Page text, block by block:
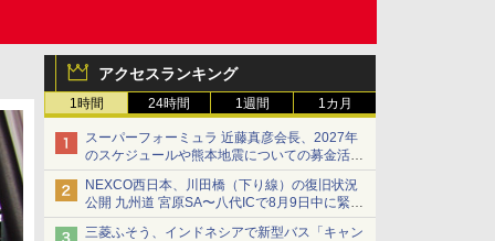
アクセスランキング
1時間 24時間 1週間 1カ月
スーパーフォーミュラ 近藤真彦会長、2027年
のスケジュールや熊本地震についての募金活動
を紹介
NEXCO西日本、川田橋（下り線）の復旧状況
公開 九州道 宮原SA〜八代ICで8月9日中に緊急
車両を通行可能に
三菱ふそう、インドネシアで新型バス「キャン